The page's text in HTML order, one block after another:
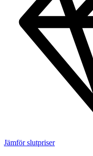
Jämför slutpriser